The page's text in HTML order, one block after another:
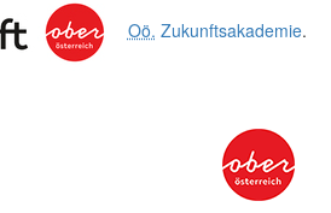
Oö. Zukunftsakademie.